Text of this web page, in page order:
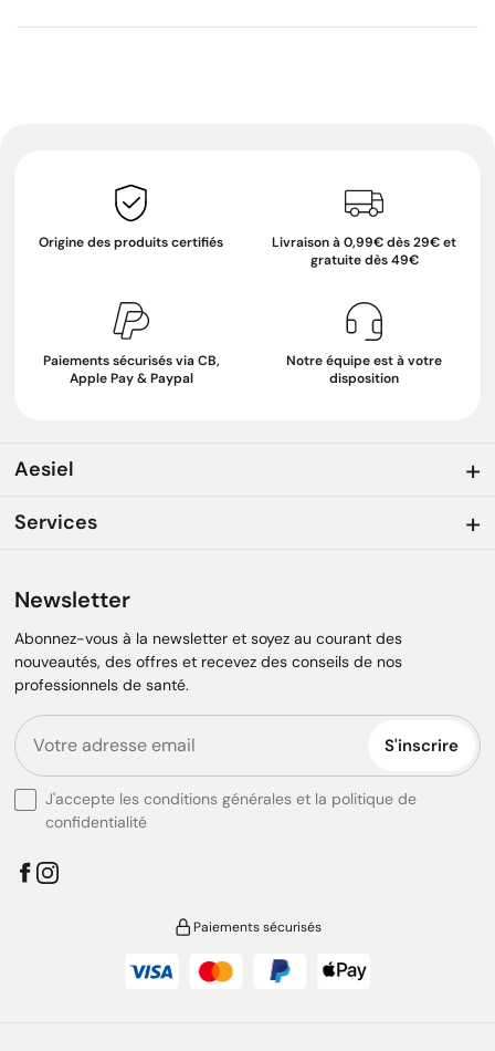
Origine des produits certifiés
Livraison à 0,99€ dès 29€ et
gratuite dès 49€
Paiements sécurisés via CB,
Apple Pay & Paypal
Notre équipe est à votre
disposition
Aesiel
Services
Newsletter
Abonnez-vous à la newsletter et soyez au courant des
nouveautés, des offres et recevez des conseils de nos
professionnels de santé.
S'inscrire
J'accepte les conditions générales et la politique de
confidentialité
Paiements sécurisés